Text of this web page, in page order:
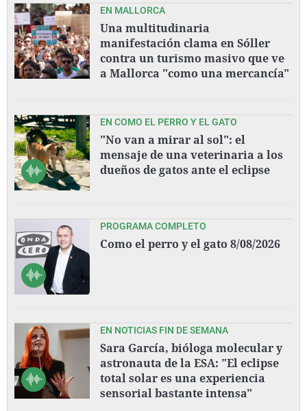
EN MALLORCA
Una multitudinaria
manifestación clama en Sóller
contra un turismo masivo que ve
a Mallorca "como una mercancía"
EN COMO EL PERRO Y EL GATO
"No van a mirar al sol": el
mensaje de una veterinaria a los
dueños de gatos ante el eclipse
PROGRAMA COMPLETO
Como el perro y el gato 8/08/2026
EN NOTICIAS FIN DE SEMANA
Sara García, bióloga molecular y
astronauta de la ESA: "El eclipse
total solar es una experiencia
sensorial bastante intensa"